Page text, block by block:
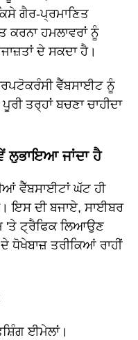
ਗੈਰ-ਪ੍ਰਮਾਣਿਤ
ਹਮਲਾਵਰਾਂ ਨੂੰ
ਦੇ ਸਕਦਾ ਹੈ।
ਵੈੱਬਸਾਈਟ ਨੂੰ
ਤਰ੍ਹਾਂ ਬਚਣਾ ਚਾਹੀਦਾ
ਲੁਭਾਇਆ ਜਾਂਦਾ ਹੈ
ਵੈੱਬਸਾਈਟਾਂ ਘੱਟ ਹੀ
ਇਸ ਦੀ ਬਜਾਏ, ਸਾਈਬਰ
'ਤੇ ਟ੍ਰੈਫਿਕ ਲਿਆਉਣ
ਤਰੀਕਿਆਂ ਰਾਹੀਂ
ਈਮੇਲਾਂ।